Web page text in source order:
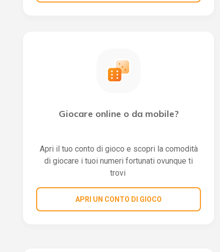
Giocare online o da mobile?
Apri il tuo conto di gioco e scopri la comodità
di giocare i tuoi numeri fortunati ovunque ti
trovi
APRI UN CONTO DI GIOCO